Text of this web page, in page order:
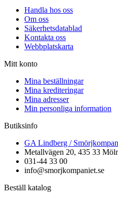
Handla hos oss
Om oss
Säkerhetsdatablad
Kontakta oss
Webbplatskarta
Mitt konto
Mina beställningar
Mina krediteringar
Mina adresser
Min personliga information
Butiksinfo
GA Lindberg /
Metallvägen 20, 435 33
031-44 33 00
info@smorjkompaniet.se
Beställ katalog